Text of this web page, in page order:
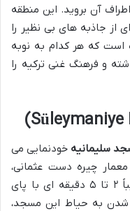
آن بروید. این منطقه
از جاذبه های بی نظیر را
است که هر کدام به نوبه
و فرهنگ غنی ترکیه را
سلیمانیه خودنمایی می
چیره دست عثمانی،
معمار سینان، است، در فاصله ای تقریباً ۲ تا ۵ دقیقه ای با پای
شدن به حیاط این مسجد،